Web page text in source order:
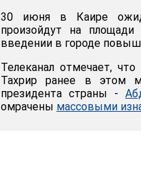
30 июня в Каире
произойдут на
введении в городе
Телеканал отмечает,
Тахрир ранее в этом
президента страны -
омрачены массовыми